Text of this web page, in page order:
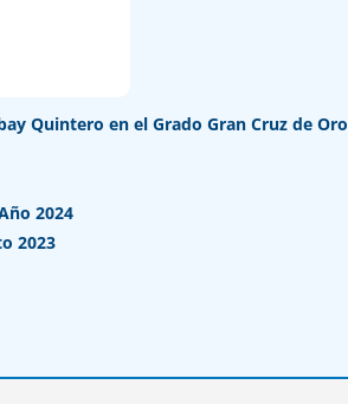
Quintero en el Grado Gran Cruz de Oro
2024
2023